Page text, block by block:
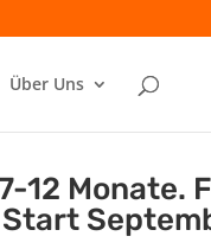
Über Uns
12 Monate.
Start